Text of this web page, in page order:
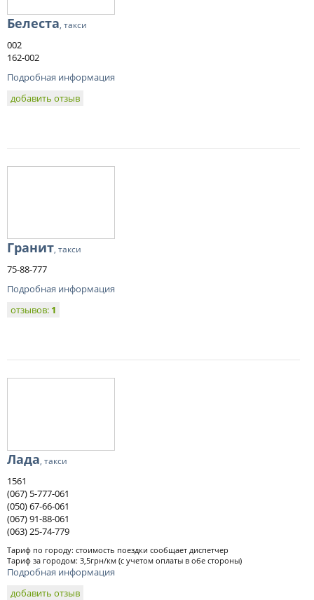
Белеста, такси
002
162-002
Подробная информация
добавить отзыв
Гранит, такси
75-88-777
Подробная информация
отзывов: 1
Лада, такси
1561
(067) 5-777-061
(050) 67-66-061
(067) 91-88-061
(063) 25-74-779
Тариф по городу: стоимость поездки сообщает диспетчер
Тариф за городом: 3,5грн/км (с учетом оплаты в обе стороны)
Подробная информация
добавить отзыв